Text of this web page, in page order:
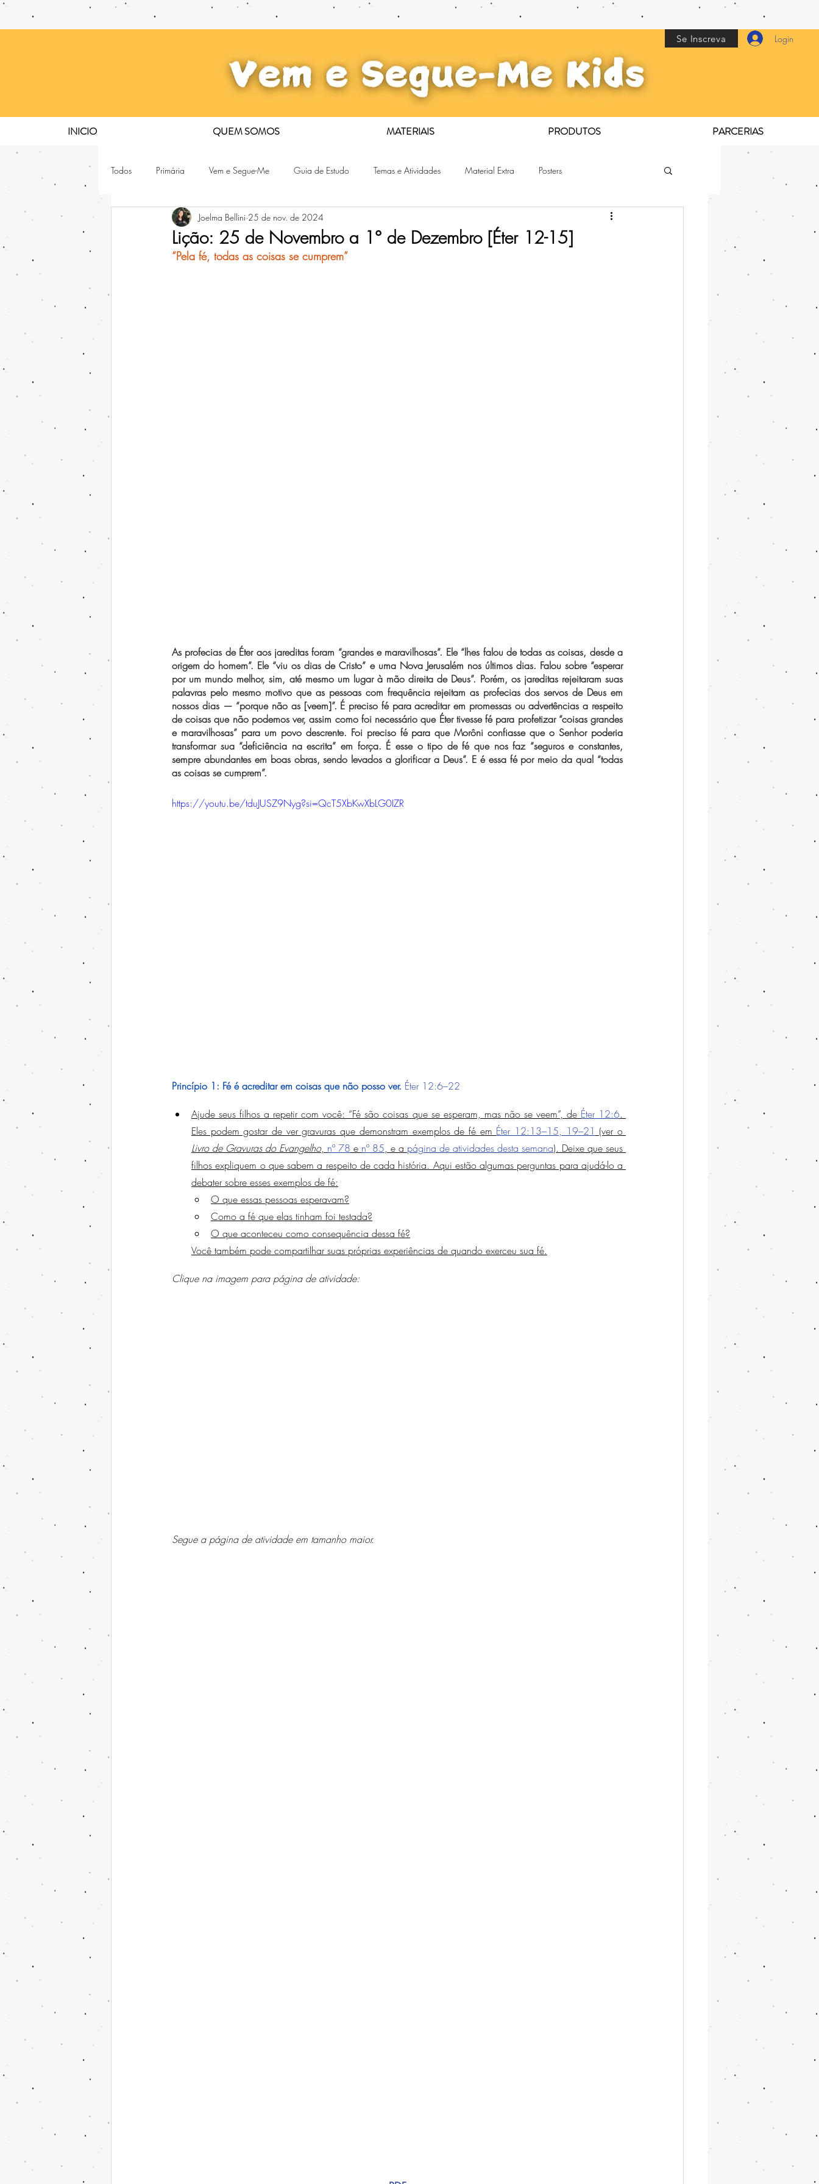
Se Inscreva Login
INICIO QUEM SOMOS MATERIAIS PRODUTOS PARCERIAS
Todos Primária Vem e Segue-Me Guia de Estudo Temas e Atividades Material Extra Posters
Lição: 25 de Novembro a 1° de Dezembro [Éter 12-15]
Joelma Bellini 25 de nov. de 2024
“Pela fé, todas as coisas se cumprem”
As profecias de Éter aos jareditas foram “grandes e maravilhosas”. Ele “lhes falou de todas as coisas, desde a
origem do homem”. Ele “viu os dias de Cristo” e uma Nova Jerusalém nos últimos dias. Falou sobre “esperar
por um mundo melhor, sim, até mesmo um lugar à mão direita de Deus”. Porém, os jareditas rejeitaram suas
palavras pelo mesmo motivo que as pessoas com frequência rejeitam as profecias dos servos de Deus em
nossos dias — “porque não as [veem]”. É preciso fé para acreditar em promessas ou advertências a respeito
de coisas que não podemos ver, assim como foi necessário que Éter tivesse fé para profetizar “coisas grandes
e maravilhosas” para um povo descrente. Foi preciso fé para que Morôni confiasse que o Senhor poderia
transformar sua “deficiência na escrita” em força. É esse o tipo de fé que nos faz “seguros e constantes,
sempre abundantes em boas obras, sendo levados a glorificar a Deus”. E é essa fé por meio da qual “todas
as coisas se cumprem”.
https://youtu.be/tduJUSZ9Nyg?si=QcT5XbKwXbLG0IZR
Princípio 1: Fé é acreditar em coisas que não posso ver. Éter 12:6–22
Ajude seus filhos a repetir com você: “Fé são coisas que se esperam, mas não se veem”, de Éter 12:6.
Eles podem gostar de ver gravuras que demonstram exemplos de fé em Éter 12:13–15, 19–21
Livro de Gravuras do Evangelho, nº 78 e nº 85, e a página de atividades desta semana). Deixe que seus
filhos expliquem o que sabem a respeito de cada história. Aqui estão algumas perguntas para ajudá-lo a
debater sobre esses exemplos de fé:
O que essas pessoas esperavam?
Como a fé que elas tinham foi testada?
O que aconteceu como consequência dessa fé?
Você também pode compartilhar suas próprias experiências de quando exerceu sua fé.
Clique na imagem para página de atividade:
Segue a página de atividade em tamanho maior.